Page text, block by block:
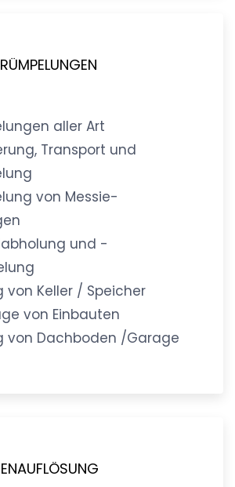
aller Art
Transport und
von Messie-
und -
von Keller / Speicher
von Einbauten
von Dachboden /Garage